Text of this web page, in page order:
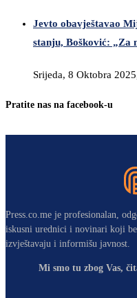
Jevto obavještavao
stanju, Bošković: „Za
Srijeda, 8 Oktobra
Pratite nas na facebook-u
Press.co.me je profesionalan,
iskusni urednici i novinari koji
izvještavaju i informišu javnost.
Mi smo tu zbog Vas,